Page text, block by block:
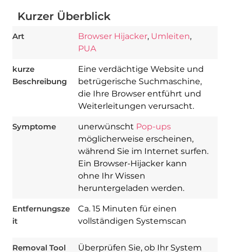
Kurzer Überblick
Art Browser Hijacker, Umleiten,
PUA
kurze
Beschreibung
Eine verdächtige Website und
betrügerische Suchmaschine,
die Ihre Browser entführt und
Weiterleitungen verursacht.
Symptome unerwünscht Pop-ups
möglicherweise erscheinen,
während Sie im Internet surfen.
Ein Browser-Hijacker kann
ohne Ihr Wissen
heruntergeladen werden.
Entfernungsze
it
Ca. 15 Minuten für einen
vollständigen Systemscan
Removal Tool
Überprüfen Sie, ob Ihr System
Download
Spy Hunter